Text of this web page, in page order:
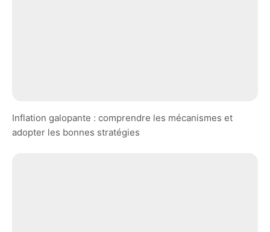
Inflation galopante : comprendre les mécanismes et
adopter les bonnes stratégies